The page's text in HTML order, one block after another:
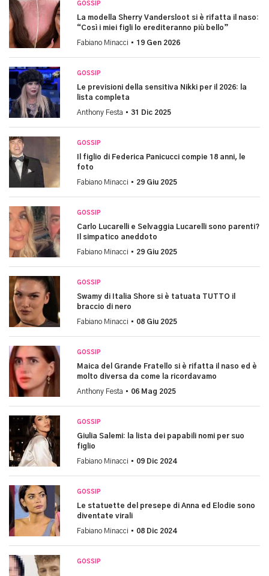
GOSSIP
La modella Sherry Vandersloot si è rifatta il naso:
“Così i miei figli lo erediteranno più bello”
Fabiano Minacci • 19 Gen 2026
GOSSIP
Le previsioni della sensitiva Nikki per il 2026: la
lista completa
Anthony Festa • 31 Dic 2025
GOSSIP
Il figlio di Federica Panicucci compie 18 anni, le
foto
Fabiano Minacci • 29 Giu 2025
GOSSIP
Carlo Lucarelli e Selvaggia Lucarelli sono parenti?
Il simpatico aneddoto
Fabiano Minacci • 29 Giu 2025
GOSSIP
Swamy di Italia Shore si è tatuata TUTTO il
braccio di nero
Fabiano Minacci • 08 Giu 2025
GOSSIP
Maica del Grande Fratello si è rifatta il naso ed è
molto diversa da come la ricordavamo
Anthony Festa • 06 Mag 2025
GOSSIP
Giulia Salemi: la lista dei papabili nomi per suo
figlio
Fabiano Minacci • 09 Dic 2024
GOSSIP
Le statuette del presepe di Anna ed Elodie sono
diventate virali
Fabiano Minacci • 08 Dic 2024
GOSSIP